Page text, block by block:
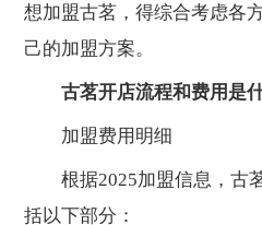
想加盟古茗，得综合考虑各
己的加盟方案。
古茗开店流程和费用是
加盟费用明细
根据2025加盟信息，古
括以下部分：